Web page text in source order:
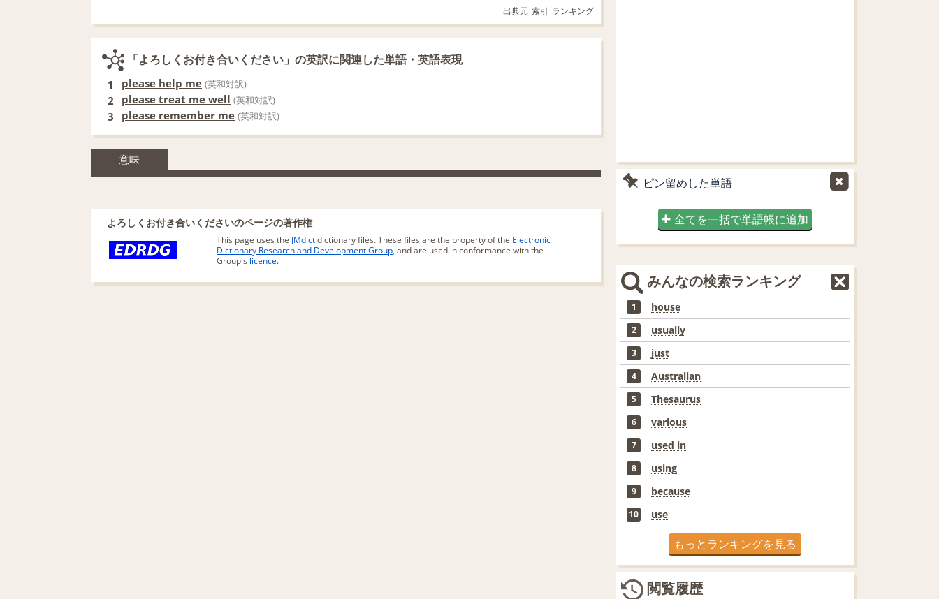
出典元 索引 ランキング
「よろしくお付き合いください」の英訳に関連した単語・英語表現
1 please help me (英和対訳)
2 please treat me well (英和対訳)
3 please remember me (英和対訳)
意味
よろしくお付き合いくださいのページの著作権
This page uses the JMdictdictionary files. These files are the property of the Electronic
Dictionary Research and Development Group, and are used in conformance with the
Group's licence.
ピン留めした単語
全てを一括で単語帳に追加
みんなの検索ランキング
1 house
2 usually
3 just
4 Australian
5 Thesaurus
6 various
7 used in
8 using
9 because
10 use
もっとランキングを見る
閲覧履歴